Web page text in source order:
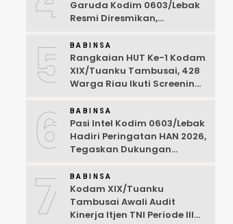
Garuda Kodim 0603/Lebak
Resmi Diresmikan,
Desa Wanasalam
5 BABINSA
Rangkaian HUT Ke-1 Kodam
XIX/Tuanku Tambusai, 428
Warga Riau Ikuti Screening
6 BABINSA
Pasi Intel Kodim 0603/Lebak
Hadiri Peringatan HAN 2026,
Tegaskan Dukungan
Ramah Anak
7 BABINSA
Kodam XIX/Tuanku
Tambusai Awali Audit
Kinerja Itjen TNI Periode III